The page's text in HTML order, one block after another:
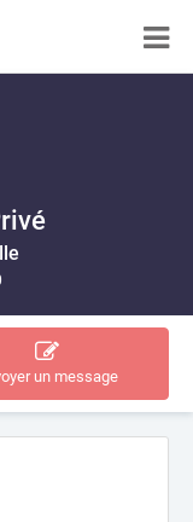
un message